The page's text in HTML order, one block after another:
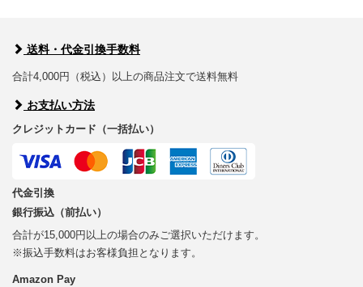
送料・代金引換手数料
合計4,000円（税込）以上の商品注文で送料無料
お支払い方法
クレジットカード（一括払い）
代金引換
銀行振込（前払い）
合計が15,000円以上の場合のみご選択いただけます。
※振込手数料はお客様負担となります。
Amazon Pay